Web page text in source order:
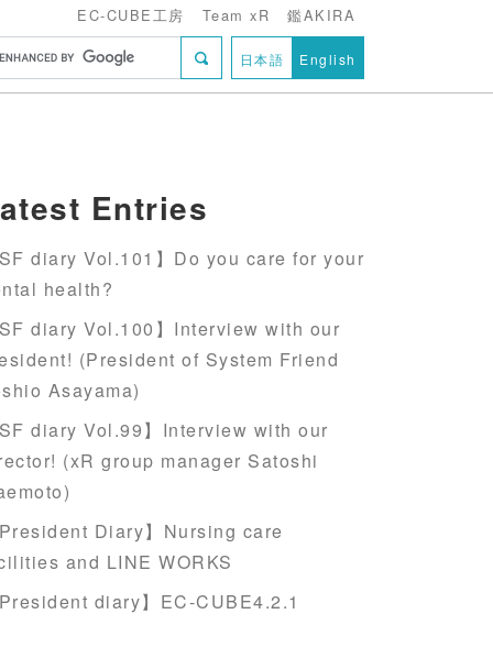
EC-CUBE工房 Team xR 鑑AKIRA
日本語 English
Entries
diary Vol.101】Do you care for your
health?
diary Vol.100】Interview with our
(President of System Friend
Asayama)
diary Vol.99】Interview with our
(xR group manager Satoshi
Diary】Nursing care
and LINE WORKS
diary】EC-CUBE4.2.1